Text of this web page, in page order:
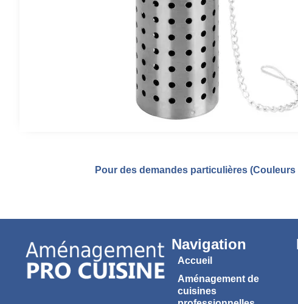
Pour des demandes particulières
Navigation
Accueil
Aménagement de
cuisines